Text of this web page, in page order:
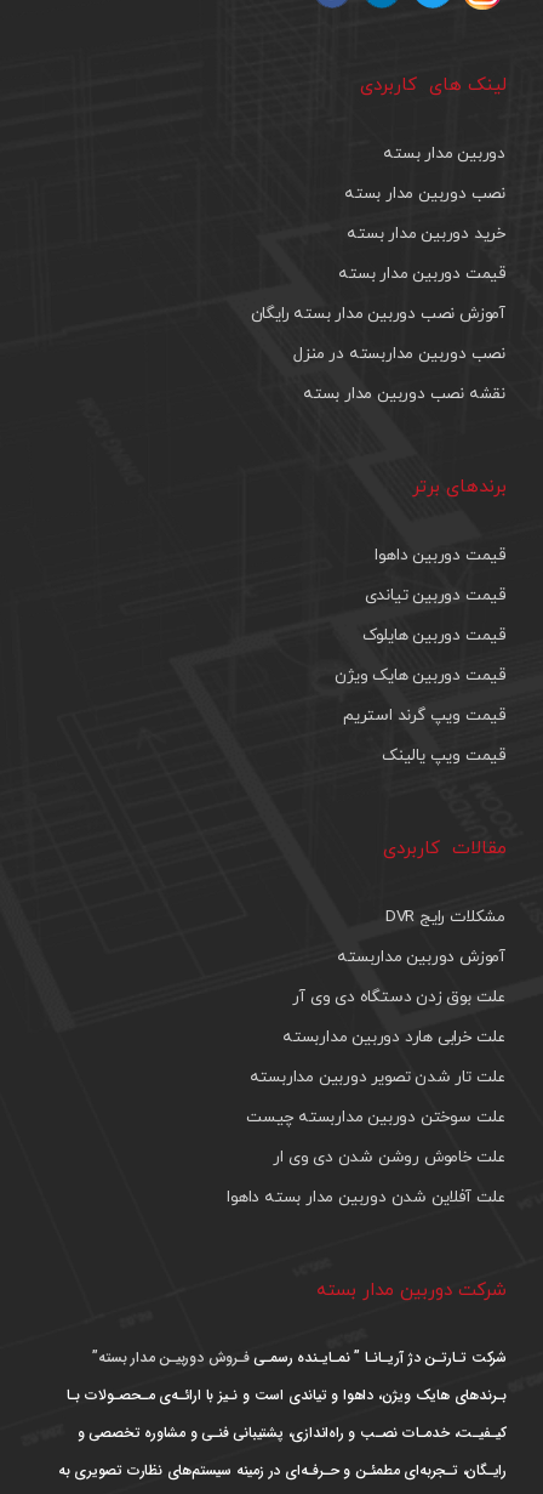
لینک های کاربردی
دوربین مدار بسته
نصب دوربین مدار بسته
خرید دوربین مدار بسته
قیمت دوربین مدار بسته
آموزش نصب دوربین مدار بسته رایگان
نصب دوربین مداربسته در منزل
نقشه نصب دوربین مدار بسته
برندهای برتر
قیمت دوربین داهوا
قیمت دوربین تیاندی
قیمت دوربین هایلوک
قیمت دوربین هایک ویژن
قیمت ویپ گرند استریم
قیمت ویپ یالینک
مقالات کاربردی
مشکلات رایج DVR
آموزش دوربین مداربسته
علت بوق زدن دستگاه دی وی آر
علت خرابی هارد دوربین مداربسته
علت تار شدن تصویر دوربین مداربسته
علت سوختن دوربین مداربسته چیست
علت خاموش روشن شدن دی وی ار
علت آفلاین شدن دوربین مدار بسته داهوا
شرکت دوربین مدار بسته
شرکت تـارتـن دژ آریـانـا ” نمـایـنده رسمـیفـروش دوربیـن مدار بسته”
بـرندهای هایک ویژن، داهوا و تیاندی است و نـیز با ارائـه‌ی مـحصـولات بـا
کیـفیـت، خدمـات نصـب و راه‌اندازی، پشتیبانی فنـی و مشاوره تخصصی و
رایـگان، تـجربه‌ای مطمئـن و حـرفـه‌ای در زمینه سیستم‌های نظارت تصویری به